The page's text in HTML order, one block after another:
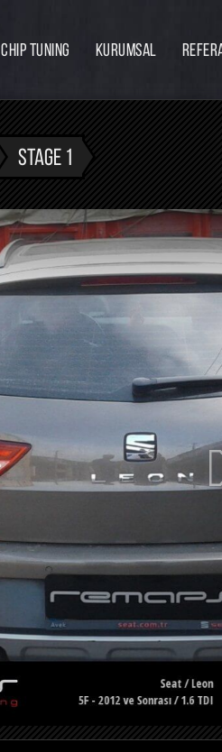
CHIP TUNING KURUMSAL
İnsan Kaynakları
STAGE 1